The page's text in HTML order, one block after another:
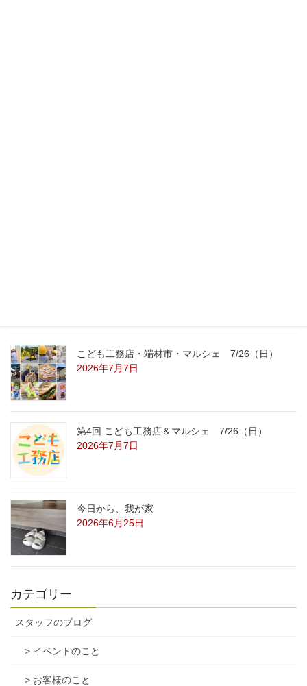
こども工務店・端材市・マルシェ 7/26（日）
2026年7月7日
第4回 こども工務店＆マルシェ 7/26（日）
2026年7月7日
今日から、我が家
2026年6月25日
カテゴリー
スタッフのブログ
> イベントのこと
> お客様のこと